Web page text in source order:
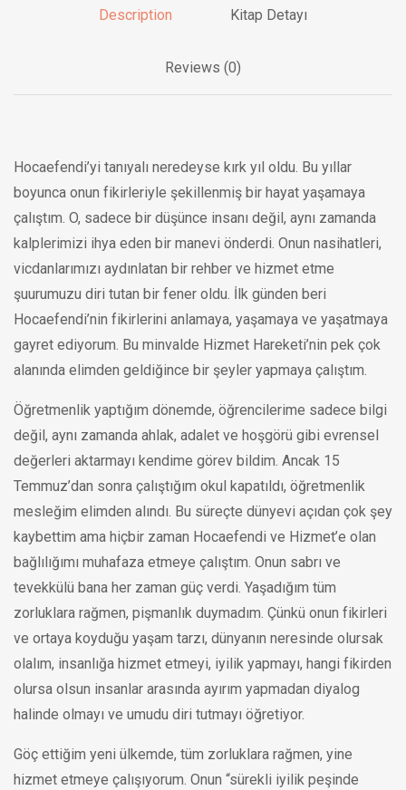
Description Kitap Detayı
Reviews (0)
Hocaefendi’yi tanıyalı neredeyse kırk yıl oldu. Bu yıllar
boyunca onun fikirleriyle şekillenmiş bir hayat yaşamaya
çalıştım. O, sadece bir düşünce insanı değil, aynı zamanda
kalplerimizi ihya eden bir manevi önderdi. Onun nasihatleri,
vicdanlarımızı aydınlatan bir rehber ve hizmet etme
şuurumuzu diri tutan bir fener oldu. İlk günden beri
Hocaefendi’nin fikirlerini anlamaya, yaşamaya ve yaşatmaya
gayret ediyorum. Bu minvalde Hizmet Hareketi’nin pek çok
alanında elimden geldiğince bir şeyler yapmaya çalıştım.
Öğretmenlik yaptığım dönemde, öğrencilerime sadece bilgi
değil, aynı zamanda ahlak, adalet ve hoşgörü gibi evrensel
değerleri aktarmayı kendime görev bildim. Ancak 15
Temmuz’dan sonra çalıştığım okul kapatıldı, öğretmenlik
mesleğim elimden alındı. Bu süreçte dünyevi açıdan çok şey
kaybettim ama hiçbir zaman Hocaefendi ve Hizmet’e olan
bağlılığımı muhafaza etmeye çalıştım. Onun sabrı ve
tevekkülü bana her zaman güç verdi. Yaşadığım tüm
zorluklara rağmen, pişmanlık duymadım. Çünkü onun fikirleri
ve ortaya koyduğu yaşam tarzı, dünyanın neresinde olursak
olalım, insanlığa hizmet etmeyi, iyilik yapmayı, hangi fikirden
olursa olsun insanlar arasında ayırım yapmadan diyalog
halinde olmayı ve umudu diri tutmayı öğretiyor.
Göç ettiğim yeni ülkemde, tüm zorluklara rağmen, yine
hizmet etmeye çalışıyorum. Onun “sürekli iyilik peşinde